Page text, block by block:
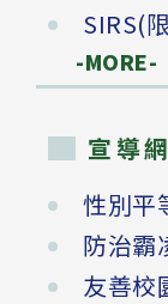
SIRS(
-MORE-
宣導
性別平
防治霸
友善校